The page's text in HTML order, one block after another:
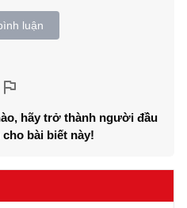
luận
hãy trở thành người đầu
bài biết này!